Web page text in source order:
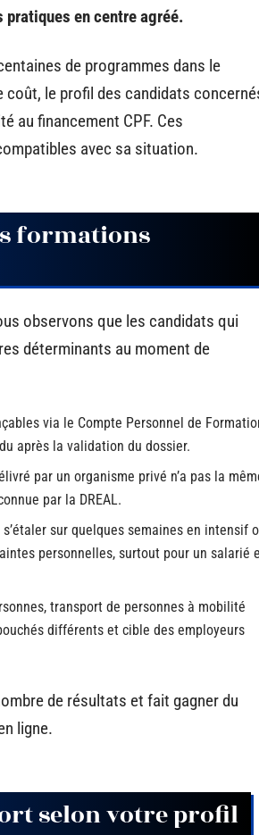
en centre agréé.
de programmes dans le
coût, le profil des candidats
au financement CPF. Ces
avec sa situation.
formations
observons que les candidats qui
déterminants au moment de
via le Compte Personnel de
après la validation du dossier.
par un organisme privé n’a pas la
par la DREAL.
sur quelques semaines en intensif
personnelles, surtout pour un salarié
transport de personnes à mobilité
différents et cible des employeurs
de résultats et fait gagner du
ligne.
selon votre profil